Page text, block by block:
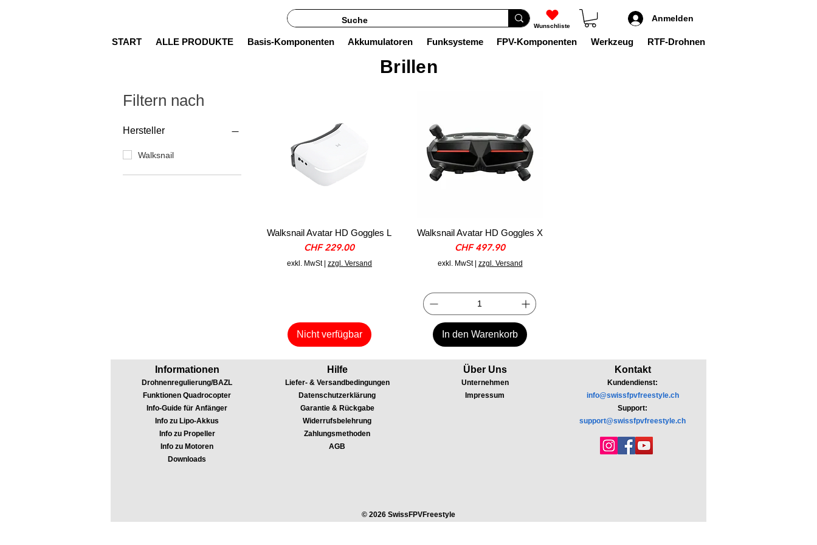
Wunschliste
Anmelden
START ALLE PRODUKTE Basis-Komponenten Akkumulatoren Funksysteme FPV-Komponenten Werkzeug RTF-Drohnen
Brillen
Filtern nach
Hersteller
Walksnail
Walksnail Avatar HD Goggles L
Preis
CHF 229.00
exkl. MwSt| zzgl. Versand
Nicht verfügbar
Walksnail Avatar HD Goggles X
Preis
CHF 497.90
exkl. MwSt| zzgl. Versand
In den Warenkorb
Informationen
Drohnenregulierung/BAZL
Funktionen Quadrocopter
Info-Guide für Anfänger
Info zu Lipo-Akkus
Info zu Propeller
Info zu Motoren
Downloads
Hilfe
Liefer- & Versandbedingungen
Datenschutzerklärung
Garantie & Rückgabe
Widerrufsbelehrung
Zahlungsmethoden
AGB
Über Uns
Unternehmen
Impressum
Kontakt
Kundendienst:
info@swissfpvfreestyle.ch
Support:
support@swissfpvfreestyle.ch
© 2026 SwissFPVFreestyle